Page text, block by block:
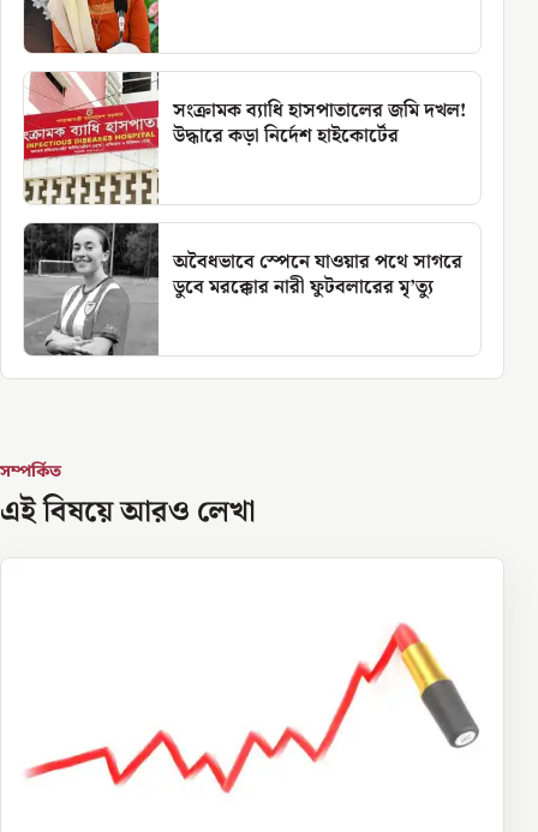
সংক্রামক ব্যাধি হাসপাতালের জমি দখল!
উদ্ধারে কড়া নির্দেশ হাইকোর্টের
অবৈধভাবে স্পেনে যাওয়ার পথে সাগরে
ডুবে মরক্কোর নারী ফুটবলারের মৃ’ত্যু
সম্পর্কিত
এই বিষয়ে আরও লেখা